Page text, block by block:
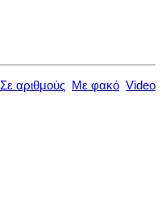
Σε αριθμούς Με φακό Video